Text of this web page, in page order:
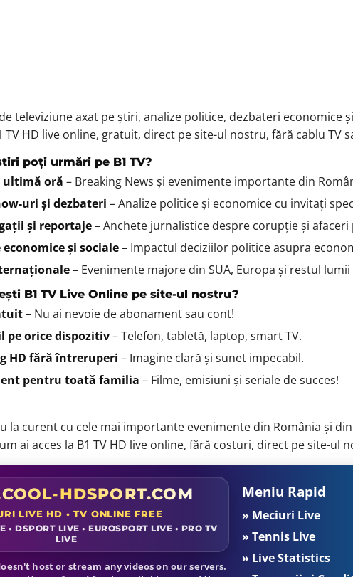
televiziune axat pe știri, analize politice, dezbateri economice
HD live online, gratuit, direct pe site-ul nostru, fără cablu TV
poți urmări pe B1 TV?
ultimă oră – Breaking News și evenimente importante din
uri și dezbateri – Analize politice și economice cu invitați
și reportaje– Anchete jurnalistice despre corupție și afaceri
și sociale– Impactul deciziilor politice asupra
– Evenimente majore din SUA, Europa și restul lumii
B1 TV Live Online pe site-ul nostru?
– Nu ai nevoie de abonament sau cont!
pe orice dispozitiv– Telefon, tabletă, laptop, smart TV.
HD fără întreruperi – Imagine clară și sunet impecabil.
pentru toată familia – Filme, emisiuni și seriale de succes!
la curent cu cele mai importante evenimente din România și
ai acces la B1 TV HD live online, fără costuri, direct pe site-ul
HDSPORT.COM
LIVE HD • TV ONLINE FREE
• DSPORT LIVE • EUROSPORT LIVE • PRO TV
LIVE
host or stream any videos on our servers.
Meniu Rapid
» Meciuri Live
» Tennis Live
» Live Statistics